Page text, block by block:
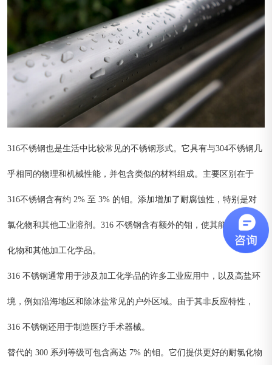
316不锈钢也是生活中比较常见的不锈钢形式。它具有与304不锈钢几
乎相同的物理和机械性能，并包含类似的材料组成。主要区别在于
316不锈钢含有约 2% 至 3% 的钼。添加增加了耐腐蚀性，特别是对
氯化物和其他工业溶剂。316 不锈钢含有额外的钼，使其能够抵抗氯
化物和其他加工化学品。
316 不锈钢通常用于涉及加工化学品的许多工业应用中，以及高盐环
境，例如沿海地区和除冰盐常见的户外区域。由于其非反应特性，
316 不锈钢还用于制造医疗手术器械。
替代的 300 系列等级可包含高达 7% 的钼。它们提供更好的耐氯化物